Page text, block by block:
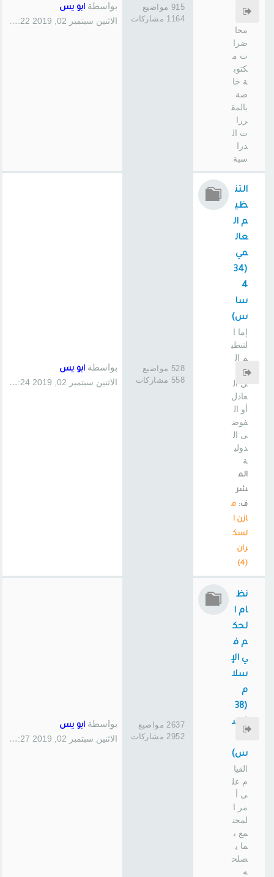
س
محا
ضرا
ت م
كتوب
ة خا
صة
بالمق
ررا
ت ال
درا
سية
915 مواضيع
1164 مشاركات
بواسطة ابو يس
الاثنين سبتمبر 02, 2019 1:22 pm
التن
ظي
م ال
عال
مي
(34
4
سا
س)
إما ا
لتنظي
م ال
دول
ي ال
عادل
أو ال
فوض
ى ال
دولي
ة
الم
شر
ف: م
ازن ا
لسك
ران
(4)
528 مواضيع
558 مشاركات
بواسطة ابو يس
الاثنين سبتمبر 02, 2019 1:24 pm
نظ
ام ا
لحك
م ف
ي الإ
سلا
م
(38
1 س
س)
القيا
م عل
ى أ
مر ا
لمجت
مع ب
ما ي
صلح
ه
2637 مواضيع
2952 مشاركات
بواسطة ابو يس
الاثنين سبتمبر 02, 2019 1:27 pm